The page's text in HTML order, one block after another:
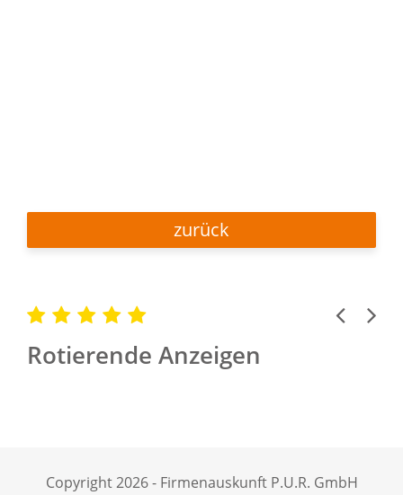
zurück
Rotierende Anzeigen
Previous
Next
Copyright 2026 - Firmenauskunft P.U.R. GmbH